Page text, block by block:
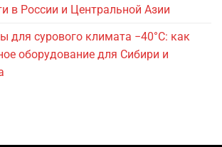
в России и Центральной Азии
для сурового климата −40°C: как
оборудование для Сибири и